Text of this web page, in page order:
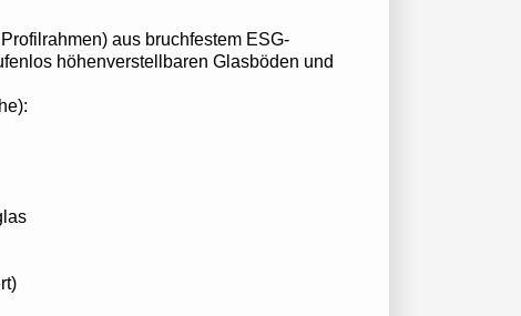
aus bruchfestem ESG-
höhenverstellbaren Glasböden und